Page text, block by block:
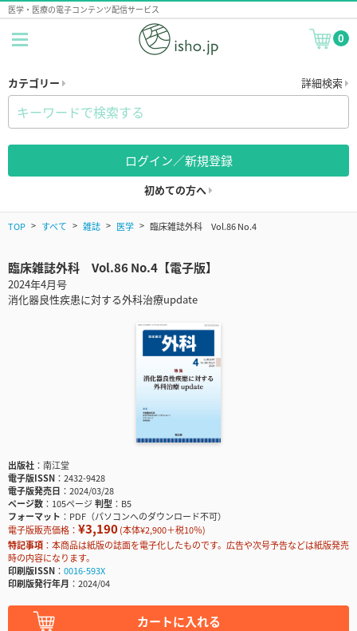
医学・医療の電子コンテンツ配信サービス
0
カテゴリー 詳細検索
ログイン／新規登録
初めての方へ
TOP すべて 雑誌 医学 臨床雑誌外科 Vol.86 No.4
臨床雑誌外科 Vol.86 No.4【電子版】
2024年4月号
消化器良性疾患に対する外科治療update
出版社
南江堂
電子版ISSN
2432-9428
電子版発売日
2024/03/28
ページ数
105ページ判型
B5
フォーマット
PDF（パソコンへのダウンロード不可）
電子版販売価格： ¥3,190(本体¥2,900＋税10％)
特記事項
本商品は紙版の誌面を電子化したものです。広告や次号予告などは紙版発売
時の内容になります。
印刷版ISSN
0016-593X
印刷版発行年月
2024/04
カートに入れる